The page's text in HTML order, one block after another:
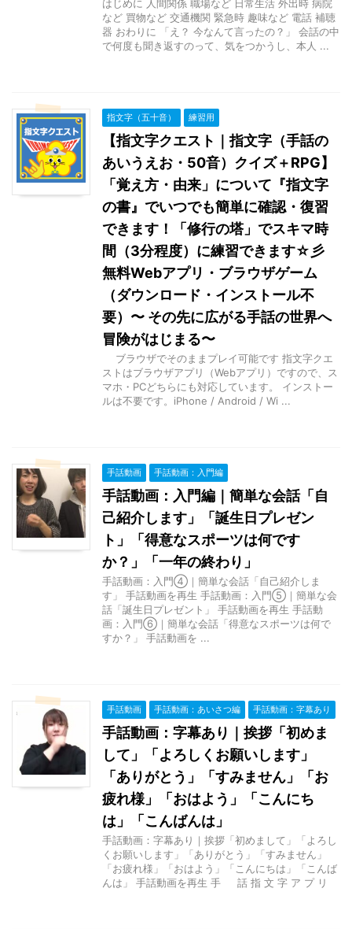
はじめに 人間関係 職場など 日常生活 外出時 病院
など 買物など 交通機関 緊急時 趣味など 電話 補聴
器 おわりに 「え？ 今なんて言ったの？」 会話の中
で何度も聞き返すのって、気をつかうし、本人 ...
指文字（五十音） 練習用
【指文字クエスト｜指文字（手話の
あいうえお・50音）クイズ＋RPG】
「覚え方・由来」について『指文字
の書』でいつでも簡単に確認・復習
できます！「修行の塔」でスキマ時
間（3分程度）に練習できます☆彡
無料Webアプリ・ブラウザゲーム
（ダウンロード・インストール不
要）〜 その先に広がる手話の世界へ
冒険がはじまる〜
ブラウザでそのままプレイ可能です 指文字クエ
ストはブラウザアプリ（Webアプリ）ですので、ス
マホ・PCどちらにも対応しています。 インストー
ルは不要です。iPhone / Android / Wi ...
手話動画 手話動画：入門編
手話動画：入門編｜簡単な会話「自
己紹介します」「誕生日プレゼン
ト」「得意なスポーツは何です
か？」「一年の終わり」
手話動画：入門④｜簡単な会話「自己紹介しま
す」 手話動画を再生 手話動画：入門⑤｜簡単な会
話「誕生日プレゼント」 手話動画を再生 手話動
画：入門⑥｜簡単な会話「得意なスポーツは何で
すか？」 手話動画を ...
手話動画 手話動画：あいさつ編 手話動画：字幕あり
手話動画：字幕あり｜挨拶「初めま
して」「よろしくお願いします」
「ありがとう」「すみません」「お
疲れ様」「おはよう」「こんにち
は」「こんばんは」
手話動画：字幕あり｜挨拶「初めまして」「よろし
くお願いします」「ありがとう」「すみません」
「お疲れ様」「おはよう」「こんにちは」「こんば
んは」 手話動画を再生 手 話 指 文 字 ア プ リ